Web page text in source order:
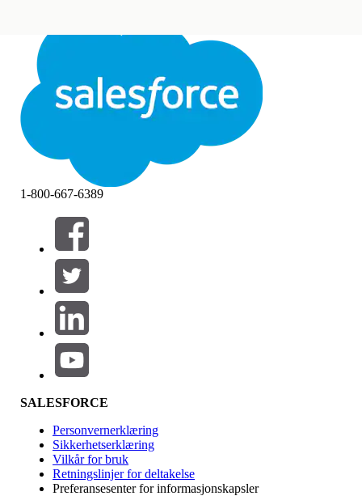
Avslutt Avslutt
Filtre (0)
VELG FILTRE
Produktområde
Funksjonsinnvirkning
1-800-667-6389
SALESFORCE
Personvernerklæring
Sikkerhetserklæring
Vilkår for bruk
Retningslinjer for deltakelse
Preferansesenter for informasjonskapsler